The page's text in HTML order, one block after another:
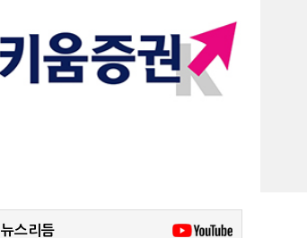
뉴스리듬